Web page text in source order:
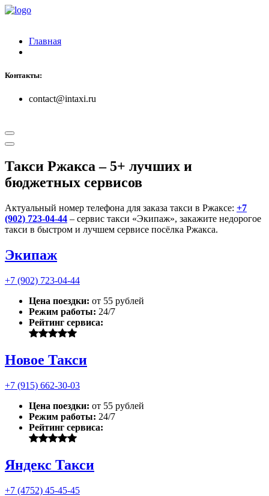
Главная
Контакты:
contact@intaxi.ru
Такси Ржакса– 5+ лучших и
бюджетных сервисов
Актуальный номер телефона для заказа такси в Ржаксе: +7
(902) 723-04-44 – сервис такси «Экипаж», закажите недорогое
такси в быстром и лучшем сервисе посёлка Ржакса.
Экипаж
+7 (902) 723-04-44
Цена поездки: от 55 рублей
Режим работы: 24/7
Рейтинг сервиса:
Новое Такси
+7 (915) 662-30-03
Цена поездки: от 55 рублей
Режим работы: 24/7
Рейтинг сервиса:
Яндекс Такси
+7 (4752) 45-45-45